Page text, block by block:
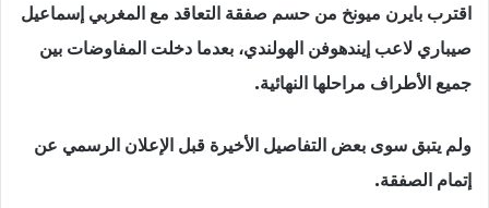
اقترب بايرن ميونخ من حسم صفقة التعاقد مع المغربي إسماعيل
صيباري لاعب إيندهوفن الهولندي، بعدما دخلت المفاوضات بين
جميع الأطراف مراحلها النهائية.
ولم يتبق سوى بعض التفاصيل الأخيرة قبل الإعلان الرسمي عن
إتمام الصفقة.